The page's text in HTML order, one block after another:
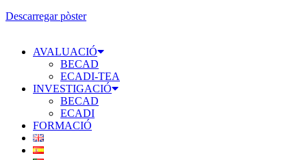
Descarregar pòster
AVALUACIÓ
BECAD
ECADI-TEA
INVESTIGACIÓ
BECAD
ECADI
FORMACIÓ